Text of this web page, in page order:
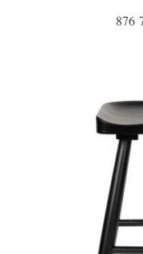
876